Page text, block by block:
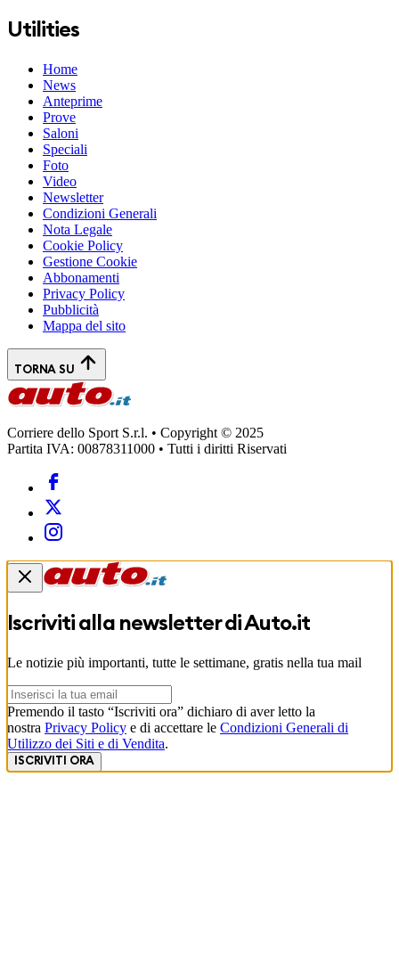
Utilities
Home
News
Anteprime
Prove
Saloni
Speciali
Foto
Video
Newsletter
Condizioni Generali
Nota Legale
Cookie Policy
Gestione Cookie
Abbonamenti
Privacy Policy
Pubblicità
Mappa del sito
TORNA SU
Corriere dello Sport S.r.l. • Copyright © 2025
Partita IVA: 00878311000 • Tutti i diritti Riservati
Iscriviti alla newsletter diAuto.it
Le notizie più importanti, tutte le settimane, gratis nella tua mail
Premendo il tasto “Iscriviti ora” dichiaro di aver letto la
nostra Privacy Policy e di accettare le Condizioni Generali di
Utilizzo dei Siti e di Vendita.
ISCRIVITI ORA